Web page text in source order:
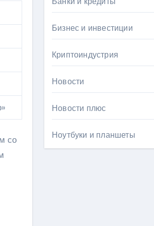
со
Бизнес и инвестиции
Криптоиндустрия
Новости
Новости плюс
Ноутбуки и планшеты